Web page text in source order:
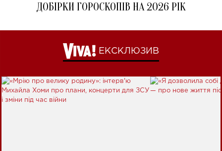
ДОБІРКИ ГОРОСКОПІВ НА 2026 РІК
ЕКСКЛЮЗИВ